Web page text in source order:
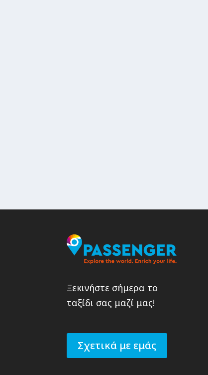
Ξεκινήστε σήμερα το
ταξίδι σας μαζί μας!
Σχετικά με εμάς